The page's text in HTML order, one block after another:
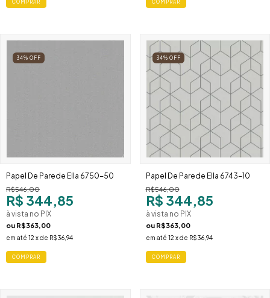
34% OFF
Papel De Parede Ella 6750-50
R$546,00
R$ 344,85
à vista no PIX
ou R$363,00
em até 12 x de R$36,94
34% OFF
Papel De Parede Ella 6743-10
R$546,00
R$ 344,85
à vista no PIX
ou R$363,00
em até 12 x de R$36,94